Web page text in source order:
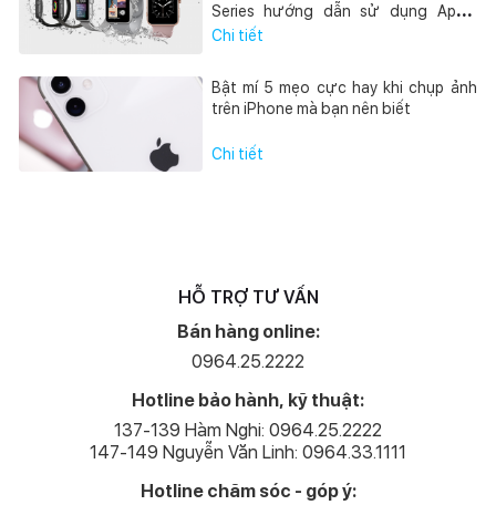
Series hướng dẫn sử dụng Apple
Watch
Chi tiết
Bật mí 5 mẹo cực hay khi chụp ảnh
trên iPhone mà bạn nên biết
Chi tiết
HỖ TRỢ TƯ VẤN
Bán hàng online:
0964.25.2222
Hotline bảo hành, kỹ thuật:
137-139 Hàm Nghi: 0964.25.2222
147-149 Nguyễn Văn Linh: 0964.33.1111
Hotline chăm sóc - góp ý: